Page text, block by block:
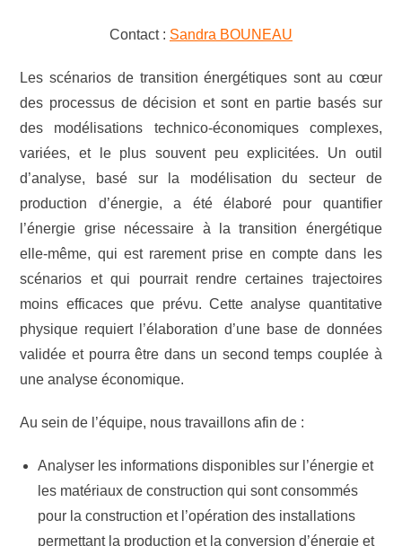
Contact : Sandra BOUNEAU
Les scénarios de transition énergétiques sont au cœur
des processus de décision et sont en partie basés sur
des modélisations technico-économiques complexes,
variées, et le plus souvent peu explicitées. Un outil
d’analyse, basé sur la modélisation du secteur de
production d’énergie, a été élaboré pour quantifier
l’énergie grise nécessaire à la transition énergétique
elle-même, qui est rarement prise en compte dans les
scénarios et qui pourrait rendre certaines trajectoires
moins efficaces que prévu. Cette analyse quantitative
physique requiert l’élaboration d’une base de données
validée et pourra être dans un second temps couplée à
une analyse économique.
Au sein de l’équipe, nous travaillons afin de :
Analyser les informations disponibles sur l’énergie et
les matériaux de construction qui sont consommés
pour la construction et l’opération des installations
permettant la production et la conversion d’énergie et